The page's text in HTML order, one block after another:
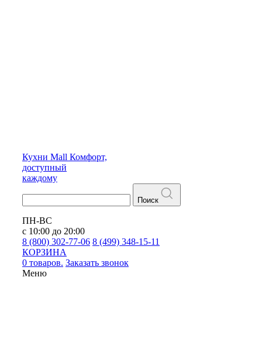
Кухни Mall Комфорт,
доступный
каждому
Поиск
ПН-ВС
с 10:00 до 20:00
8 (800) 302-77-06 8 (499) 348-15-11
КОРЗИНА
0 товаров. Заказать звонок
Меню